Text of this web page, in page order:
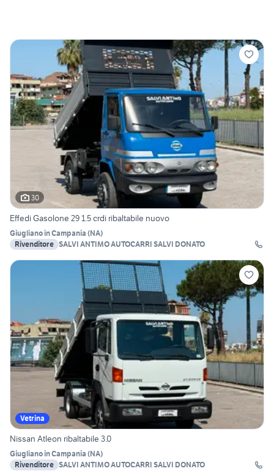
30
Effedi Gasolone 29 1.5 crdi ribaltabile nuovo
Giugliano in Campania (NA)
Rivenditore SALVI ANTIMO AUTOCARRI SALVI DONATO
Vetrina
Nissan Atleon ribaltabile 3.0
Giugliano in Campania (NA)
Rivenditore SALVI ANTIMO AUTOCARRI SALVI DONATO